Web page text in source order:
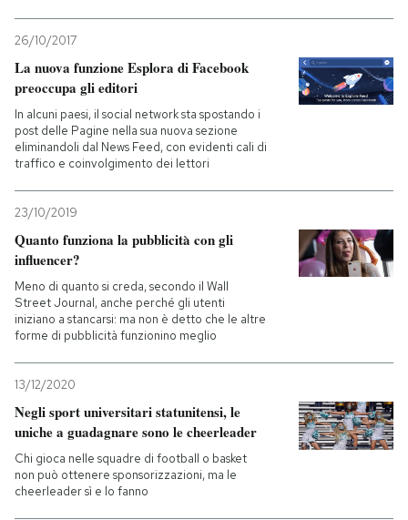
26/10/2017
La nuova funzione Esplora di Facebook
preoccupa gli editori
In alcuni paesi, il social network sta spostando i
post delle Pagine nella sua nuova sezione
eliminandoli dal News Feed, con evidenti cali di
traffico e coinvolgimento dei lettori
23/10/2019
Quanto funziona la pubblicità con gli
influencer?
Meno di quanto si creda, secondo il Wall
Street Journal, anche perché gli utenti
iniziano a stancarsi: ma non è detto che le altre
forme di pubblicità funzionino meglio
13/12/2020
Negli sport universitari statunitensi, le
uniche a guadagnare sono le cheerleader
Chi gioca nelle squadre di football o basket
non può ottenere sponsorizzazioni, ma le
cheerleader sì e lo fanno